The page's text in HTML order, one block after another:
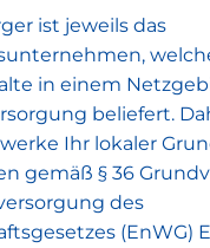
ist jeweils das
in einem
beliefert.
Ihr lokaler
gemäß § 36
des
(EnWG)